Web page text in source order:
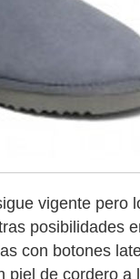
vigente pero
posibilidades
con botones
piel de cordero a